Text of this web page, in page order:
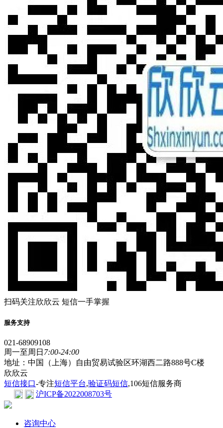
扫码关注欣欣云 短信一手掌握
服务支持
021-68909108
周一至周日 7:00-24:00
地址：中国（上海）自由贸易试验区环湖西二路888号C楼
欣欣云
短信接口-专注短信平台,验证码短信,106短信服务商
沪ICP备2022008703号
咨询中心